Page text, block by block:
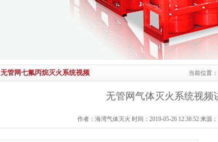
无管网七氟丙烷灭火系统视频 当前位置：
无管网气体灭火系统视频
作者：海湾气体灭火 时间：2019-05-26 12:38:52 来源